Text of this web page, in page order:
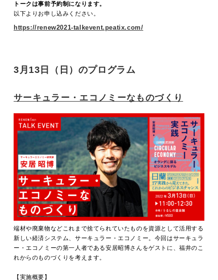
トークは事前予約制になります。
以下よりお申し込みください。
https://renew2021-talkevent.peatix.com/
3月13日（日）のプログラム
サーキュラー・エコノミーなものづくり
端材や廃棄物などこれまで捨てられていたものを資源として活用する
新しい経済システム、サーキュラー・エコノミー。今回はサーキュラ
ー・エコノミーの第一人者である安居昭博さんをゲストに、福井のこ
れからのものづくりを考えます。
【実施概要】